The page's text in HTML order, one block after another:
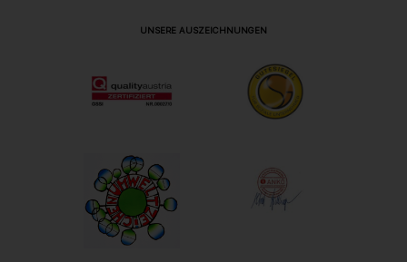
UNSERE AUSZEICHNUNGEN